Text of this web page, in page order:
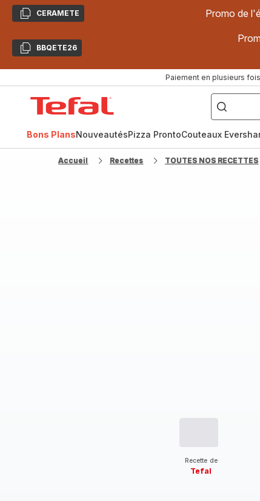
CopierCERAMETE Promo de
CopierBBQETE26
Paiement en plusieurs fois
["Poêles
inox,
Cake
Factory,
Bons PlansNouveautésPizza ProntoCouteaux
Accueil Recettes TOUTES NOS RECETTES
Recette de
Tefal